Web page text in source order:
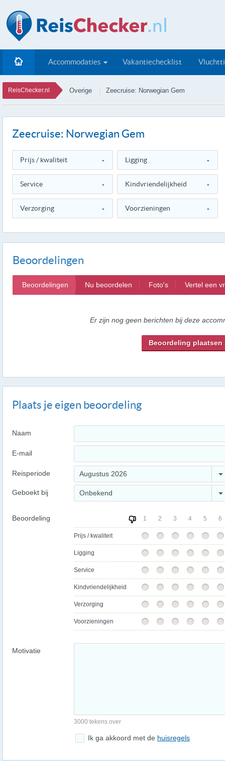
Accommodaties Vakantiechecklist
ReisChecker.nl Overige Zeecruise: Norwegian Gem
Zeecruise: Norwegian Gem
Prijs / kwaliteit - Ligging -
Service - Kindvriendelijkheid -
Verzorging - Voorzieningen -
Beoordelingen
Beoordelingen Nu beoordelen Foto's Vertel een
Er zijn nog geen berichten bij deze
Beoordeling plaatsen
Plaats je eigen beoordeling
Naam
E-mail
Reisperiode Augustus 2026
Geboekt bij Onbekend
Beoordeling 1 2 3 4 5 6
Prijs / kwaliteit
Ligging
Service
Kindvriendelijkheid
Verzorging
Voorzieningen
Motivatie
3000 tekens over
Ik ga akkoord met de huisregels